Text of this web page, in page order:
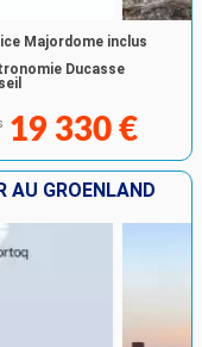
Majordome inclus
Ducasse
19 330 €
AU GROENLAND